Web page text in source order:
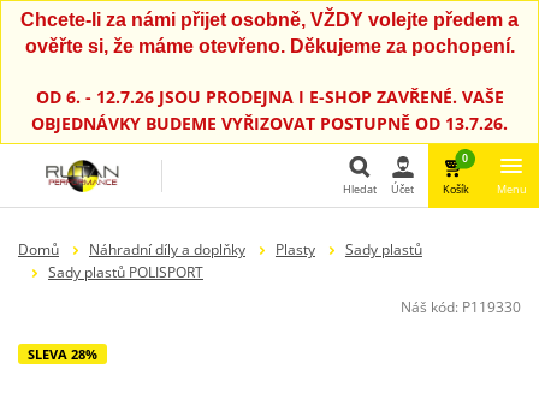
Chcete-li za námi přijet osobně, VŽDY volejte předem a
ověřte si, že máme otevřeno. Děkujeme za pochopení.
OD 6. - 12.7.26 JSOU PRODEJNA I E-SHOP ZAVŘENÉ. VAŠE
OBJEDNÁVKY BUDEME VYŘIZOVAT POSTUPNĚ OD 13.7.26.
Hledat Účet
0
Košík Menu
Domů Náhradní díly a doplňky Plasty
Sady plastů
Sady plastů POLISPORT
Náš kód: P119330
SLEVA 28%